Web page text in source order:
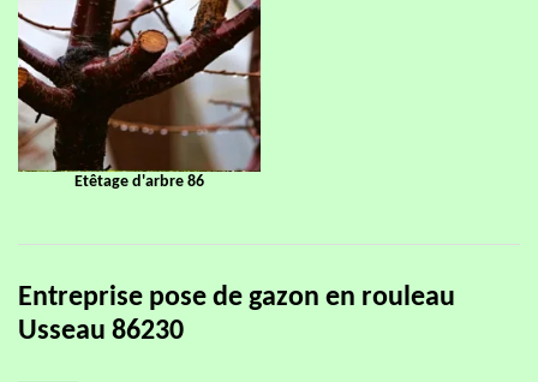
Etêtage d'arbre 86
Entreprise pose de gazon en rouleau
Usseau 86230